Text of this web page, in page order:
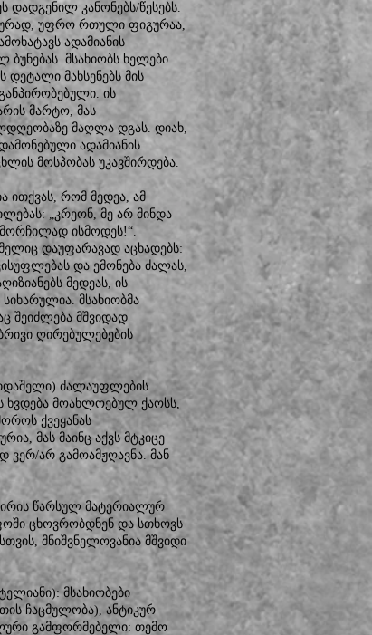
კანონებს/წესებს.
უფრო რთული ფიგურაა,
ადამიანის
მსახიობს ხელები
დეტალი მახსენებს მის
ის
მარტო, მას
მაღლა დგას. დიახ,
ადამიანის
მოსპობას უკავშირდება.
ითქვას, რომ მედეა, ამ
„კრეონ, მე არ მინდა
მორჩილად ისმოდეს!“.
დაუფარავად აცხადებს:
და ემონება ძალას,
მედეას, ის
მსახიობმა
შეიძლება მშვიდად
ღირებულებების
ხიდაშელი) ძალაუფლების
ხვდება მოახლოებულ ქაოსს,
ქვეყანას
მას მაინც აქვს მტკიცე
ვერ/არ გამოამჟღავნა. მან
წარსულ მატერიალურ
ცხოვრობდნენ და სთხოვს
მნიშვნელოვანია მშვიდი
მსახიობები
ჩაცმულობა), ანტიკურ
გამფორმებელი: თემო